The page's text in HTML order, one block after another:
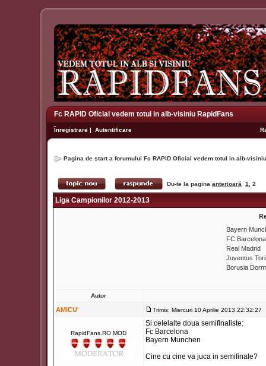
Fc RAPID Oficial vedem totul in alb-visiniu RapidFans
Înregistrare | Autentificare
Pagina de start a forumului Fc RAPID Oficial vedem totul in alb-
Du-te la pagina anterioară 1 2
Liga Campionilor 2012-2013
Bayern
FC Barcelona
Real Madrid
Juventus
Borusia
Autor
AMICU' Trimis: Miercuri 10 Aprilie 2013 22:32:27
RapidFans.RO MOD
Si celelalte doua semifinaliste:
Fc Barcelona
Bayern Munchen
Cine cu cine va juca in semifinale?